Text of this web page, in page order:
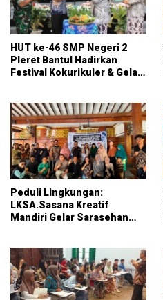
HUT ke-46 SMP Negeri 2
Pleret Bantul Hadirkan
Festival Kokurikuler & Gelar
Peduli Lingkungan:
LKSA.Sasana Kreatif
Mandiri Gelar Sarasehan